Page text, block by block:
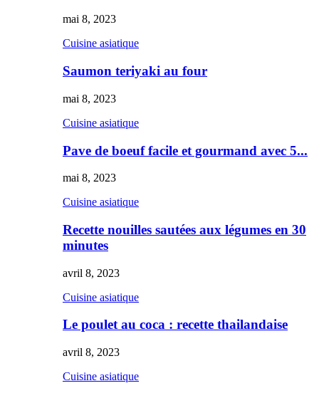
mai 8, 2023
Cuisine asiatique
Saumon teriyaki au four
mai 8, 2023
Cuisine asiatique
Pave de boeuf facile et gourmand avec 5...
mai 8, 2023
Cuisine asiatique
Recette nouilles sautées aux légumes en 30
minutes
avril 8, 2023
Cuisine asiatique
Le poulet au coca : recette thailandaise
avril 8, 2023
Cuisine asiatique